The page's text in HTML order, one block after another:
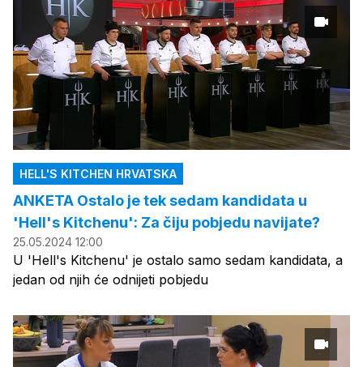
HELL'S KITCHEN HRVATSKA
ANKETA Ostalo je tek sedam kandidata u
'Hell's Kitchenu': Za čiju pobjedu navijate?
25.05.2024 12:00
U 'Hell's Kitchenu' je ostalo samo sedam kandidata, a
jedan od njih će odnijeti pobjedu